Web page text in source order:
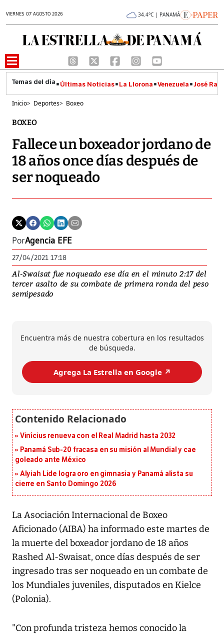
VIERNES 07 AGOSTO 2026 34.4°C | PANAMÁ
Últimas Noticias La Llorona Venezuela José
Inicio> Deportes> Boxeo
BOXEO
Fallece un boxeador jordano de
18 años once días después de
ser noqueado
PorAgencia EFE
27/04/2021 17:18
Al-Swaisat fue noqueado ese día en el minuto 2:17 del
tercer asalto de su combate de primera ronda del peso
semipesado
Encuentra más de nuestra cobertura en los resultados
de búsqueda.
Agrega La Estrella en Google ↗️
Vinícius renueva con el Real Madrid hasta 2032
Panamá Sub-20 fracasa en su misión al Mundial y cae
goleado ante México
Alyiah Lide logra oro en gimnasia y Panamá alista su
cierre en Santo Domingo 2026
La Asociación Internacional de Boxeo
Aficionado (AIBA) ha informado este martes de
la muerte del boxeador jordano de 18 años
Rashed Al-Swaisat, once días después de ser
ingresado tras ser noqueado en un combate de
los Mundiales juveniles, disputados en Kielce
(Polonia).
"Con profunda tristeza hemos conocido la